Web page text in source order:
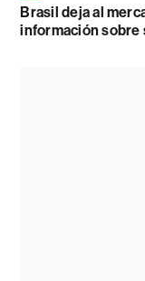
Brasil deja al
información sobre